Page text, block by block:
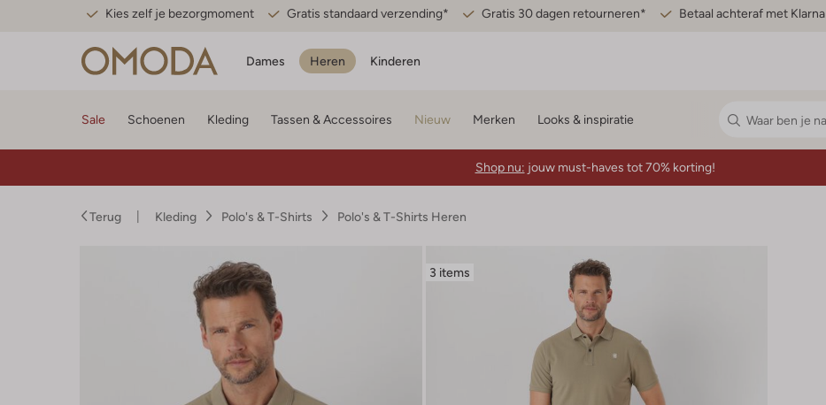
Kies zelf je bezorgmoment Gratis standaard verzending* Gratis 30 dagen retourneren* Betaal achteraf met Klarna
Dames Heren Kinderen
Sale Schoenen Kleding Tassen & Accessoires Nieuw Merken Looks & inspiratie
Shop nu: jouw must-haves tot 70% korting!
Terug Kleding Polo's & T-Shirts Polo's & T-Shirts Heren
3 items